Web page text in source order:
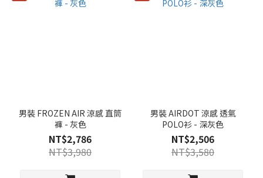
男裝 FROZEN AIR 涼感 直筒
褲 - 灰色
NT$2,786
NT$3,980
男裝 AIRDOT 涼感 透氣
POLO衫 - 深灰色
NT$2,506
NT$3,580